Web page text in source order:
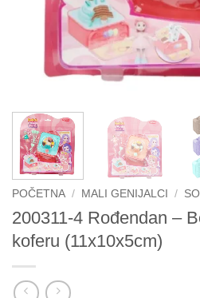
POČETNA / MALI GENIJALCI /
200311-4 Rođendan –
koferu (11x10x5cm)